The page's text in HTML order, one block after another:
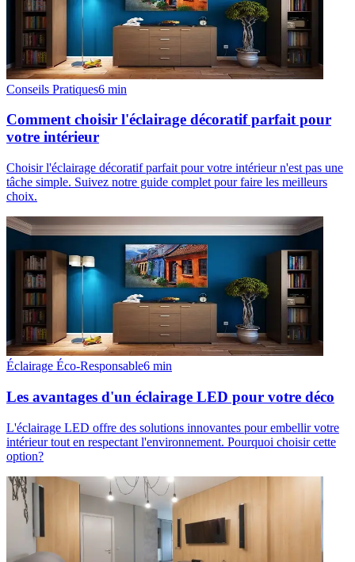
Conseils Pratiques6 min
Comment choisir l'éclairage décoratif parfait pour
votre intérieur
Choisir l'éclairage décoratif parfait pour votre intérieur n'est pas une
tâche simple. Suivez notre guide complet pour faire les meilleurs
choix.
Éclairage Éco-Responsable6 min
Les avantages d'un éclairage LED pour votre déco
L'éclairage LED offre des solutions innovantes pour embellir votre
intérieur tout en respectant l'environnement. Pourquoi choisir cette
option?